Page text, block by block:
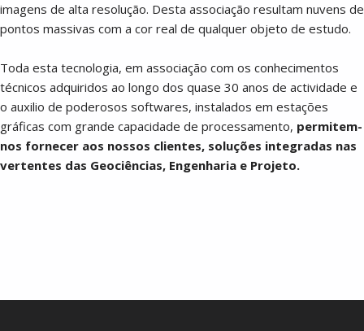
imagens de alta resolução. Desta associação resultam nuvens de
pontos massivas com a cor real de qualquer objeto de estudo.
Toda esta tecnologia, em associação com os conhecimentos
técnicos adquiridos ao longo dos quase 30 anos de actividade e
o auxilio de poderosos softwares, instalados em estações
gráficas com grande capacidade de processamento, permitem-
nos fornecer aos nossos clientes, soluções integradas nas
vertentes das Geociências, Engenharia e Projeto.
Skip back to main navigation